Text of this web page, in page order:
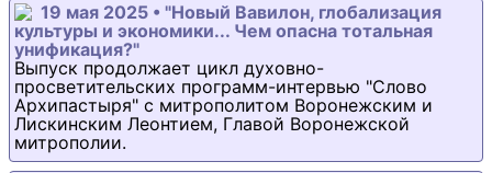
19 мая 2025 • "Новый Вавилон, глобализация
культуры и экономики... Чем опасна тотальная
унификация?"
Выпуск продолжает цикл духовно-
просветительских программ-интервью "Слово
Архипастыря" с митрополитом Воронежским и
Лискинским Леонтием, Главой Воронежской
митрополии.